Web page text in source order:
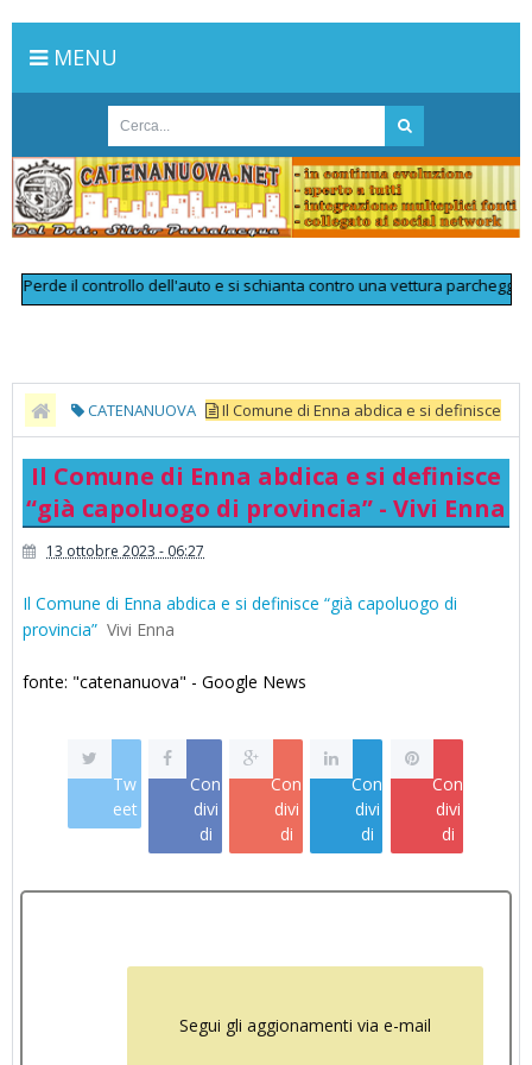
MENU
il controllo dell'auto e si schianta contro una vettura parcheggiata:
CATENANUOVA Il Comune di Enna abdica e si definisce
“già capoluogo di provincia” - Vivi Enna
Il Comune di Enna abdica e si definisce
“già capoluogo di provincia” - Vivi Enna
13 ottobre 2023 - 06:27
Il Comune di Enna abdica e si definisce “già capoluogo di
provincia” Vivi Enna
fonte: "catenanuova" - Google News
Tw
eet
Con
divi
di
Con
divi
di
Con
divi
di
Con
divi
di
Segui gli aggionamenti via e-mail